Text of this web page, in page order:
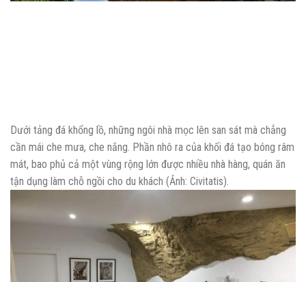
Dưới tảng đá khổng lồ, những ngôi nhà mọc lên san sát mà chẳng
cần mái che mưa, che nắng. Phần nhô ra của khối đá tạo bóng râm
mát, bao phủ cả một vùng rộng lớn được nhiều nhà hàng, quán ăn
tận dụng làm chỗ ngồi cho du khách (Ảnh: Civitatis).